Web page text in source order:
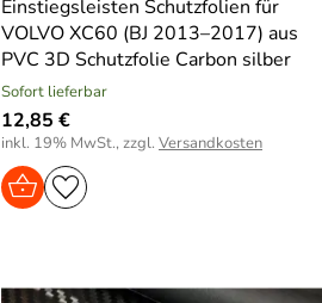
Einstiegsleisten Schutzfolien für
VOLVO XC60 (BJ 2013–2017) aus
PVC 3D Schutzfolie Carbon silber
Sofort lieferbar
12,85 €
inkl. 19% MwSt., zzgl. Versandkosten